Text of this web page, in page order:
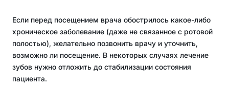
Если перед посещением врача обострилось какое-либо
хроническое заболевание (даже не связанное с ротовой
полостью), желательно позвонить врачу и уточнить,
возможно ли посещение. В некоторых случаях лечение
зубов нужно отложить до стабилизации состояния
пациента.